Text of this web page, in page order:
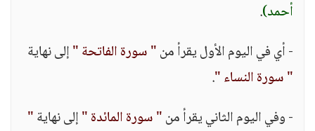
أحمد).
- أي في اليوم الأول يقرأ من" سورة الفاتحة "إلى نهاية
" سورة النساء ".
- وفي اليوم الثاني يقرأ من" سورة المائدة "إلى نهاية"